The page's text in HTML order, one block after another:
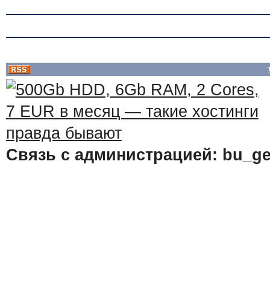
Связь с администрацией: